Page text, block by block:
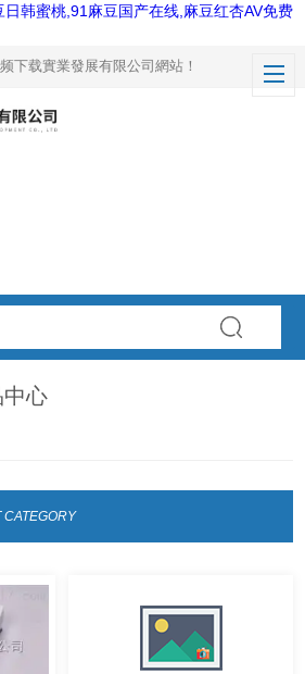
韩蜜桃,91麻豆国产在线,麻豆红杏AV免费
下载實業發展有限公司網站！
中心